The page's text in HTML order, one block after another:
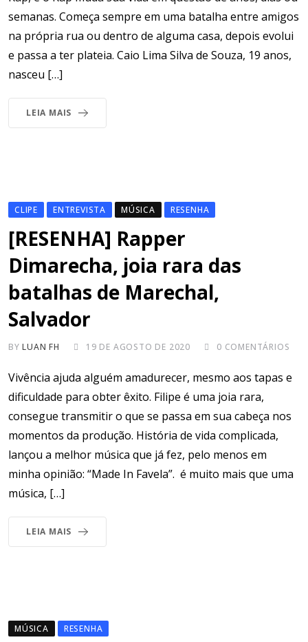
semanas. Começa sempre em uma batalha entre amigos
na própria rua ou dentro de alguma casa, depois evolui
e passa a ter plateia. Caio Lima Silva de Souza, 19 anos,
nasceu […]
LEIA MAIS
CLIPE ENTREVISTA MÚSICA RESENHA
[RESENHA] Rapper
Dimarecha, joia rara das
batalhas de Marechal,
Salvador
BYLUAN FH 19 DE AGOSTO DE 2020 0 COMENTÁRIOS
Vivência ajuda alguém amadurecer, mesmo aos tapas e
dificuldade para obter êxito. Filipe é uma joia rara,
consegue transmitir o que se passa em sua cabeça nos
momentos da produção. História de vida complicada,
lançou a melhor música que já fez, pelo menos em
minha opinião: “Made In Favela”. é muito mais que uma
música, […]
LEIA MAIS
MÚSICA RESENHA